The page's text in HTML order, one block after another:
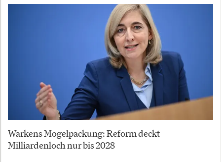
Warkens Mogelpackung: Reform deckt
Milliardenloch nur bis 2028